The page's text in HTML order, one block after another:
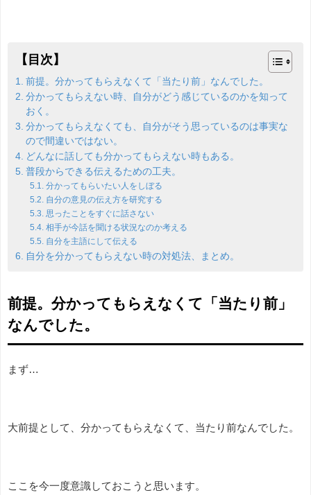
【目次】
前提。分かってもらえなくて「当たり前」なんでした。
分かってもらえない時、自分がどう感じているのかを知って
おく。
分かってもらえなくても、自分がそう思っているのは事実な
ので間違いではない。
どんなに話しても分かってもらえない時もある。
普段からできる伝えるための工夫。
分かってもらいたい人をしぼる
自分の意見の伝え方を研究する
思ったことをすぐに話さない
相手が今話を聞ける状況なのか考える
自分を主語にして伝える
自分を分かってもらえない時の対処法、まとめ。
前提。分かってもらえなくて「当たり前」
なんでした。
まず…
大前提として、分かってもらえなくて、当たり前なんでした。
ここを今一度意識しておこうと思います。